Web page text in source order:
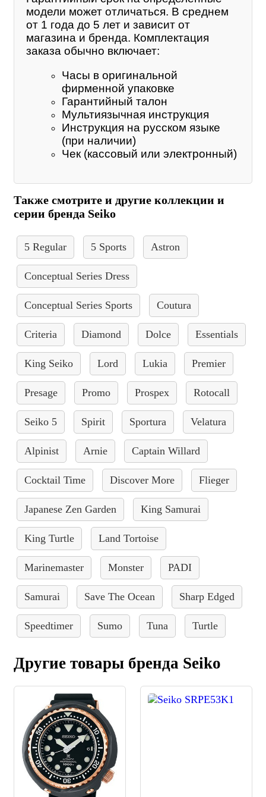
модели может отличаться. В среднем
от 1 года до 5 лет и зависит от
магазина и бренда. Комплектация
заказа обычно включает:
Часы в оригинальной
фирменной упаковке
Гарантийный талон
Мультиязычная инструкция
Инструкция на русском языке
(при наличии)
Чек (кассовый или электронный)
Также смотрите и другие коллекции и
серии бренда Seiko
5 Regular 5 Sports Astron
Conceptual Series Dress
Conceptual Series Sports Coutura
Criteria Diamond Dolce Essentials
King Seiko Lord Lukia Premier
Presage Promo Prospex Rotocall
Seiko 5 Spirit Sportura Velatura
Alpinist Arnie Captain Willard
Cocktail Time Discover More Flieger
Japanese Zen Garden King Samurai
King Turtle Land Tortoise
Marinemaster Monster PADI
Samurai Save The Ocean Sharp Edged
Speedtimer Sumo Tuna Turtle
Другие товары бренда Seiko